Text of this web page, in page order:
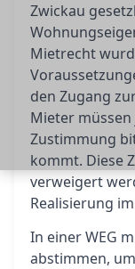
Zwickau
Mietrecht
den Zugang
Mieter
Zustimmung
kommt. Diese
verweigert
Realisierung
In einer WEG
abstimmen,